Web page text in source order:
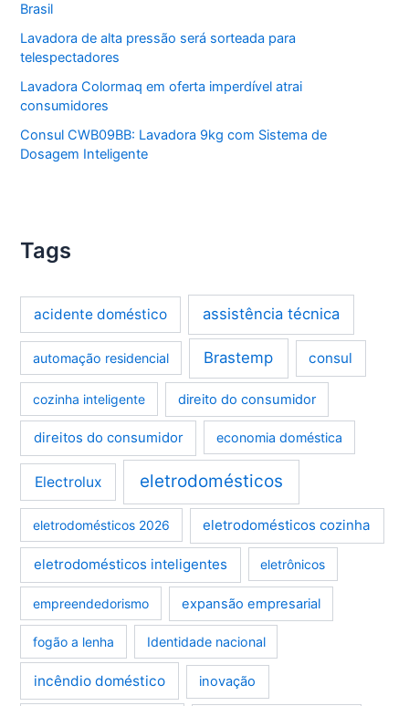
Brasil
Lavadora de alta pressão será sorteada para
telespectadores
Lavadora Colormaq em oferta imperdível atrai
consumidores
Consul CWB09BB: Lavadora 9kg com Sistema de
Dosagem Inteligente
Tags
acidente doméstico assistência técnica
automação residencial Brastemp consul
cozinha inteligente direito do consumidor
direitos do consumidor economia doméstica
Electrolux eletrodomésticos
eletrodomésticos 2026 eletrodomésticos cozinha
eletrodomésticos inteligentes eletrônicos
empreendedorismo expansão empresarial
fogão a lenha Identidade nacional
incêndio doméstico inovação